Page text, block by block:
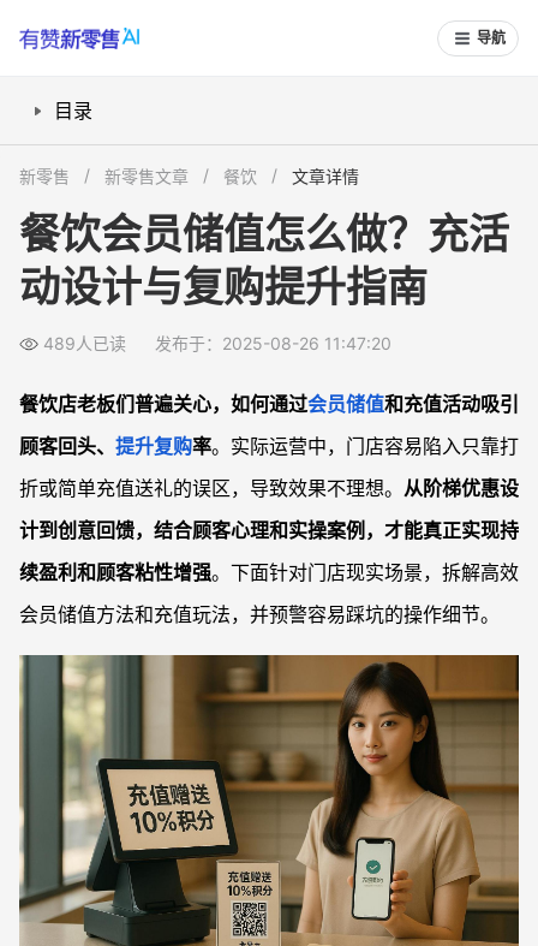
导航
目录
怎么利用顾客心理设计储值促销？
餐饮小程序与会员储值如何结合？
常见问题
餐饮会员储值活动为什么容易失效？
新零售 新零售文章 餐饮 文章详情
餐饮会员储值怎么做？充活
动设计与复购提升指南
489人已读 发布于：2025-08-26 11:47:20
餐饮店老板们普遍关心，如何通过会员储值和充值活动吸引
顾客回头、 提升复购率。实际运营中，门店容易陷入只靠打
折或简单充值送礼的误区，导致效果不理想。 从阶梯优惠设
计到创意回馈，结合顾客心理和实操案例，才能真正实现持
续盈利和顾客粘性增强。下面针对门店现实场景，拆解高效
会员储值方法和充值玩法，并预警容易踩坑的操作细节。